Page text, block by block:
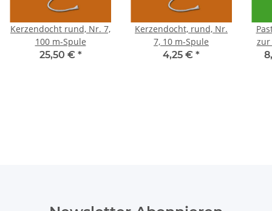
Kerzendocht rund, Nr. 7,
100 m-Spule
25,50 € *
Kerzendocht, rund, Nr.
7, 10 m-Spule
4,25 € *
zur